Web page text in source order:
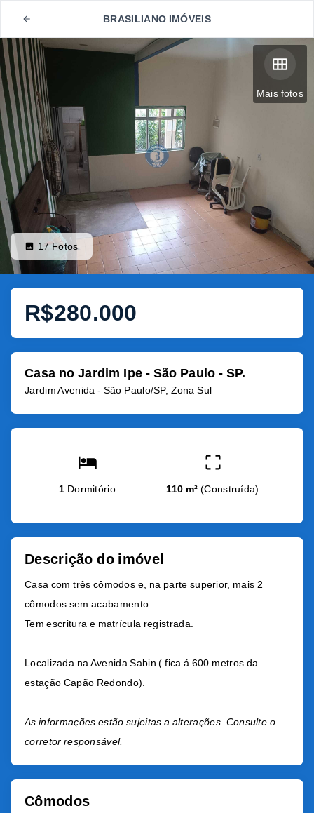
BRASILIANO IMÓVEIS
Mais fotos
17Fotos
R$280.000
Casa no Jardim Ipe - São Paulo - SP.
Jardim Avenida - São Paulo/SP, Zona Sul
1 Dormitório 110 m² (Construída)
Descrição do imóvel
Casa com três cômodos e, na parte superior, mais 2
cômodos sem acabamento.
Tem escritura e matrícula registrada.
Localizada na Avenida Sabin ( fica á 600 metros da
estação Capão Redondo).
As informações estão sujeitas a alterações. Consulte o
corretor responsável.
Cômodos